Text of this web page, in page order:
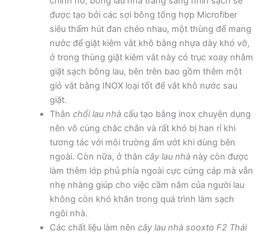
được tạo bởi các sợi bông tổng hợp Microfiber
siêu thấm hút đan chéo nhau, một thùng để mang
nước để giặt kiêm vắt khô bằng nhựa dày khó vỡ,
ở trong thùng giặt kiêm vắt này có trục xoay nhằm
giặt sạch bông lau, bên trên bao gồm thêm một
giỏ vắt bằng INOX loại tốt để vắt khô nước sau
giặt.
Thân chổi lau nhàcấu tạo bằng inox chuyên dụng
nên vô cùng chắc chắn và rất khó bị han rỉ khi
tương tác với môi trường ẩm ướt khi dùng bên
ngoài. Còn nữa, ở thân cây lau nhànày còn được
làm thêm lớp phủ phía ngoài cực cứng cáp mà vẫn
nhẹ nhàng giúp cho việc cầm nắm của người lau
không còn khó khăn trong quá trình làm sạch
ngôi nhà.
Các chất liệu làm nên cây lau nhà sooxto F2 Thái